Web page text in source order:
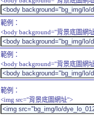
範例：
<body background="背景底圖網
範例：
<body background="背景底圖網
範例：
<img src="背景底圖網址">